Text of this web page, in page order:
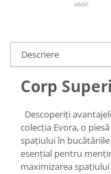
usor.
Descriere
Corp
Descoperiți
colecția Evora, o
spațiului în
esențial pentru
maximizarea